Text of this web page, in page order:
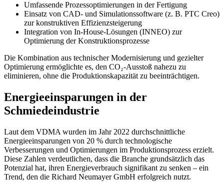
Umfassende Prozessoptimierungen in der Fertigung
Einsatz von CAD- und Simulationssoftware (z. B. PTC Creo)
zur konstruktiven Effizienzsteigerung
Integration von In-House-Lösungen (INNEO) zur
Optimierung der Konstruktionsprozesse
Die Kombination aus technischer Modernisierung und gezielter
Optimierung ermöglichte es, den CO₂-Ausstoß nahezu zu
eliminieren, ohne die Produktionskapazität zu beeinträchtigen.
Energieeinsparungen in der
Schmiedeindustrie
Laut dem VDMA wurden im Jahr 2022 durchschnittliche
Energieeinsparungen von 20 % durch technologische
Verbesserungen und Optimierungen im Produktionsprozess erzielt.
Diese Zahlen verdeutlichen, dass die Branche grundsätzlich das
Potenzial hat, ihren Energieverbrauch signifikant zu senken – ein
Trend, den die Richard Neumayer GmbH erfolgreich nutzt.